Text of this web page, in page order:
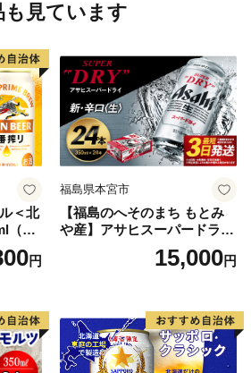
も見ています
＜北
（24
円
福島県本宮市
【福島のへそのまち もとみ
や産】アサヒスーパードライ
350ml×24本 合計8.4L 1ケー
ス アルコール度数5% 缶ビー
口 送料無料 カメイ 本宮市
【07214-0206】
15,000円